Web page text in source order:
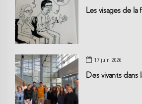
Les visages de la
17 juin 2026
Des vivants dans